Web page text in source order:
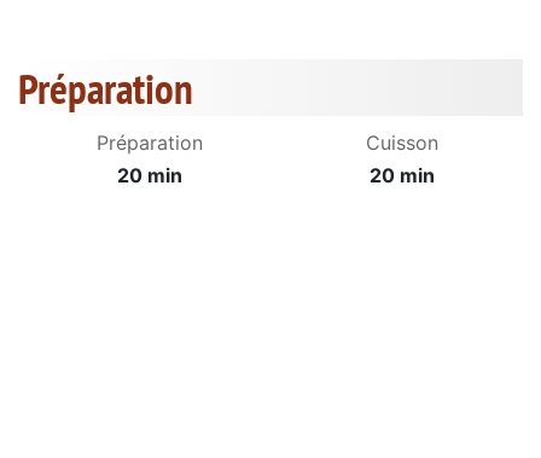
Préparation
Préparation
20 min
Cuisson
20 min